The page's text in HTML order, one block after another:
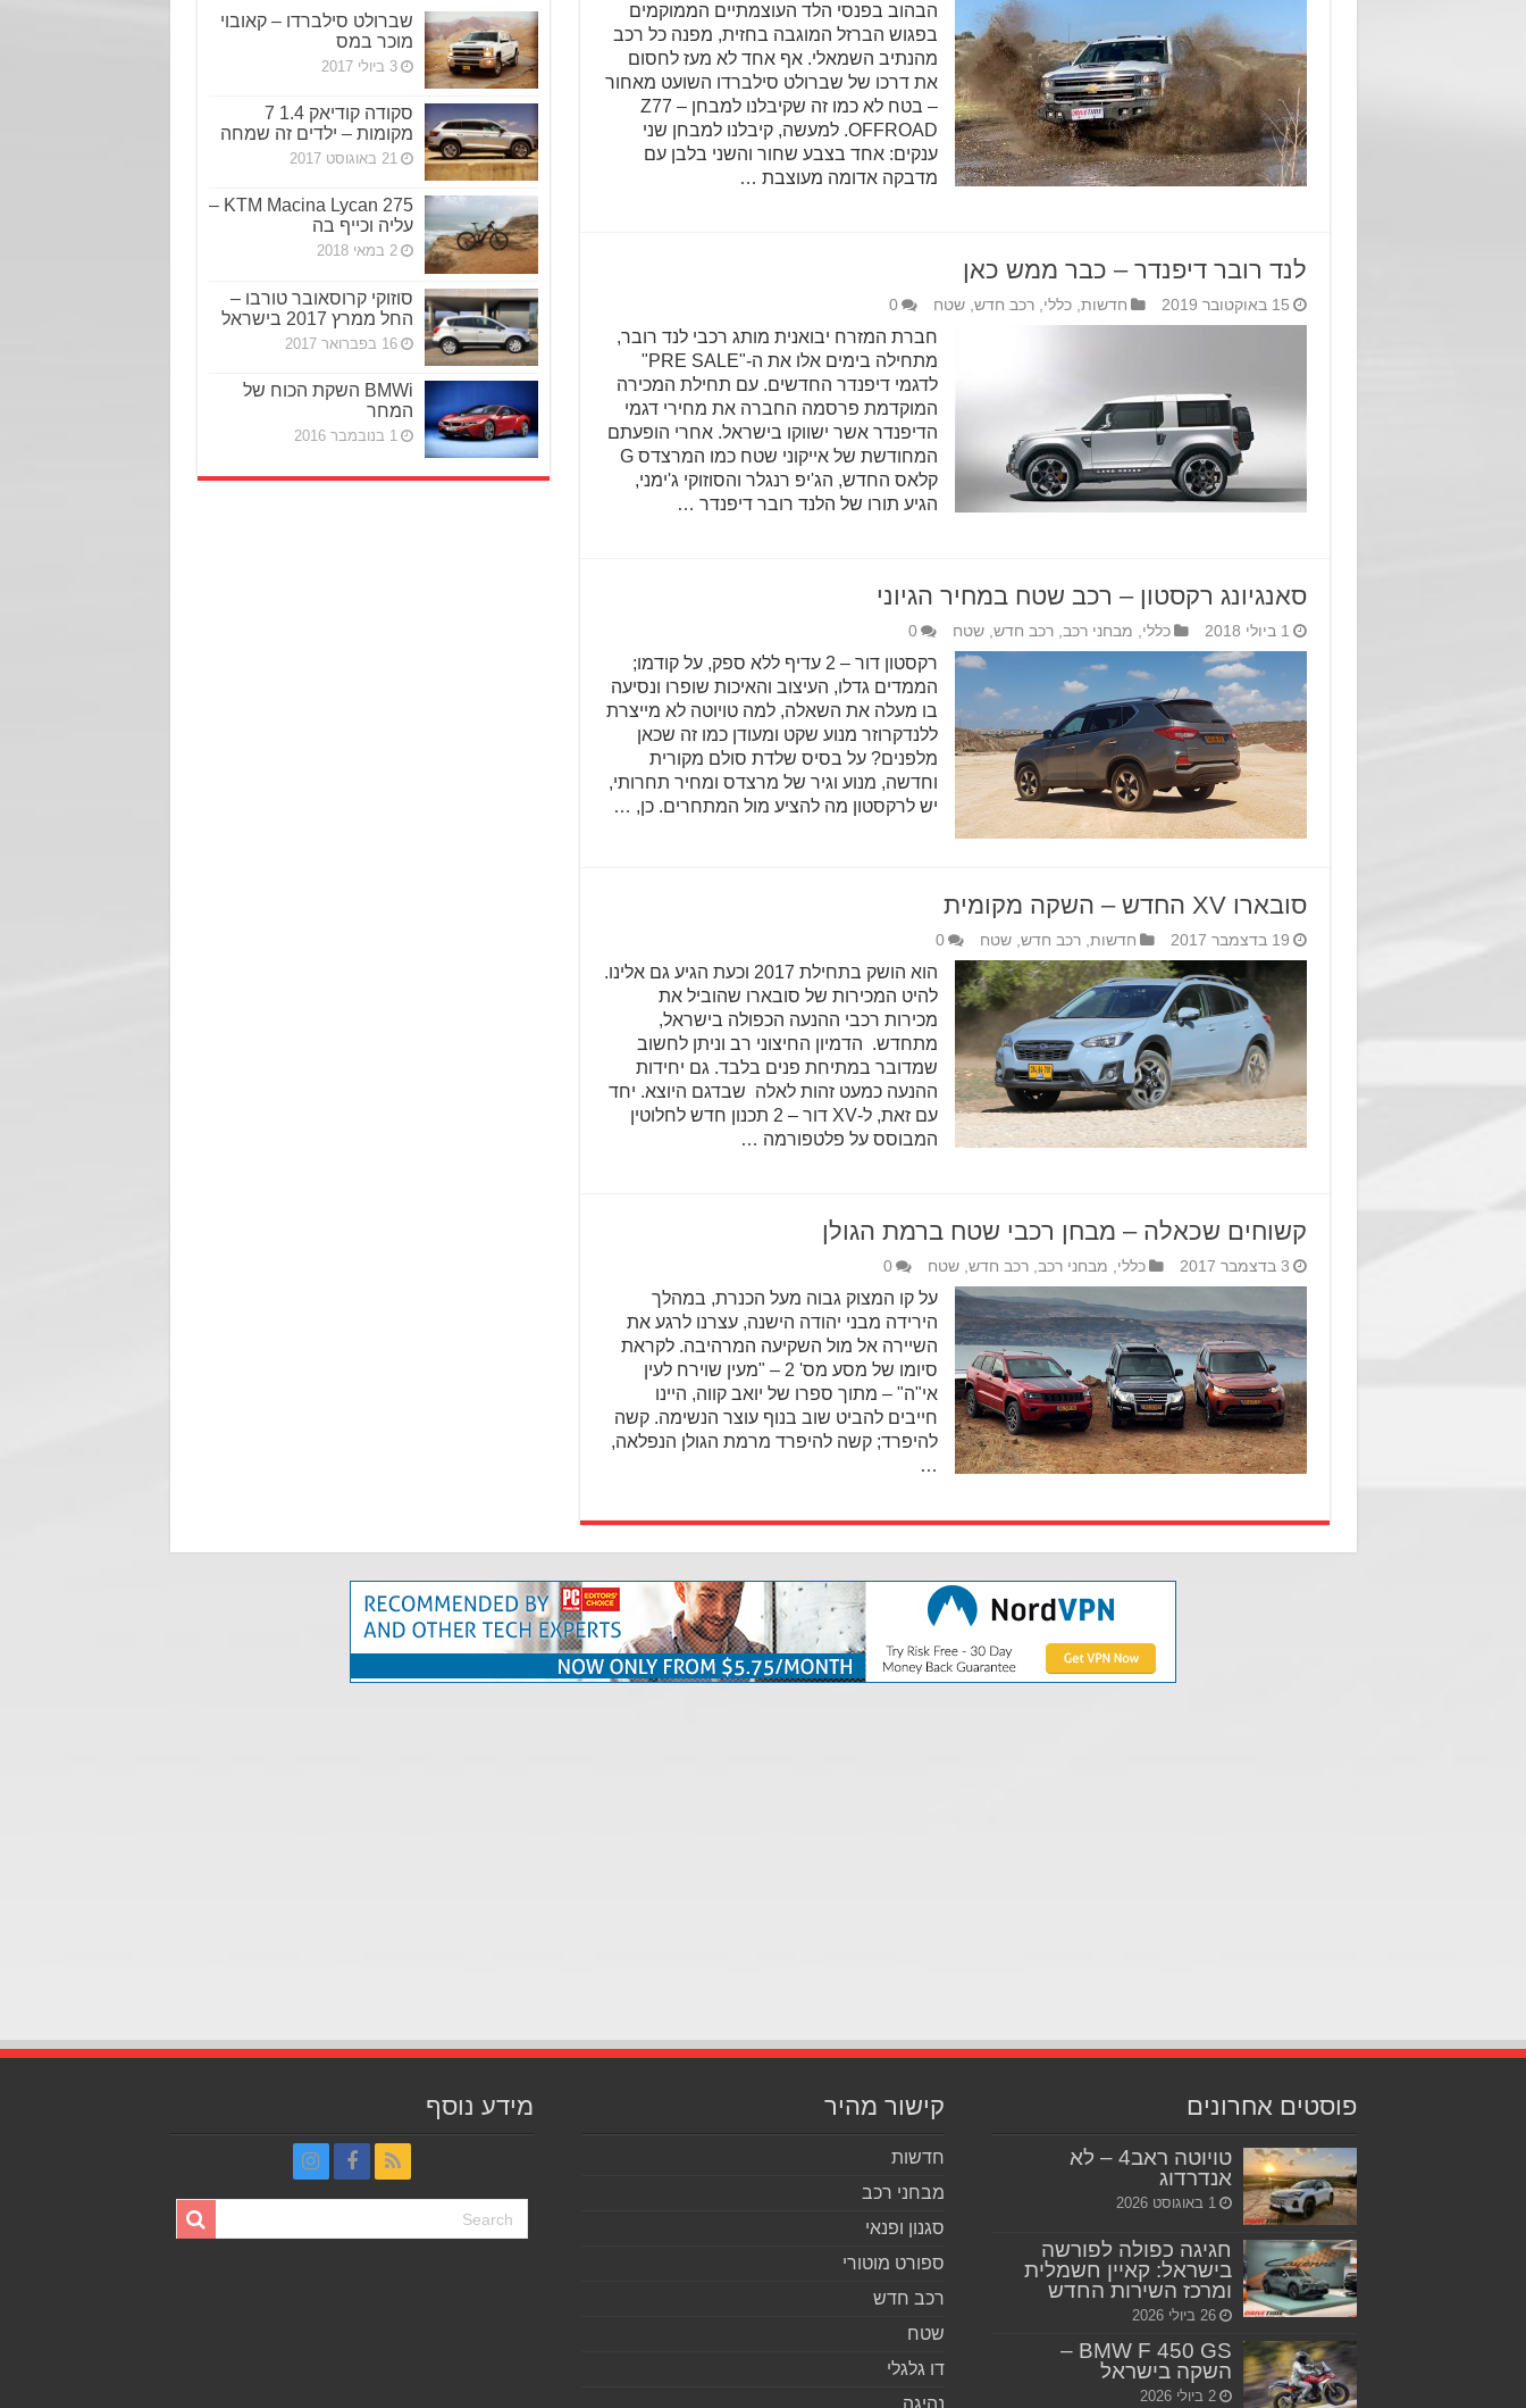
הבהוב בפנסי הלד העוצמתיים הממוקמים
בפגוש הברזל המוגבה בחזית, מפנה כל רכב
מהנתיב השמאלי. אף אחד לא מעז לחסום
את דרכו של שברולט סילברדו השועט מאחור
– בטח לא כמו זה שקיבלנו למבחן – Z77
OFFROAD. למעשה, קיבלנו למבחן שני
ענקים: אחד בצבע שחור והשני בלבן עם
מדבקה אדומה מעוצבת …
לנד רובר דיפנדר – כבר ממש כאן
15 באוקטובר 2019 חדשות,כללי,רכב חדש,שטח 0
חברת המזרח יבואנית מותג רכבי לנד רובר,
מתחילה בימים אלו את ה-"PRE SALE"
לדגמי דיפנדר החדשים. עם תחילת המכירה
המוקדמת פרסמה החברה את מחירי דגמי
הדיפנדר אשר ישווקו בישראל. אחרי הופעתם
המחודשת של אייקוני שטח כמו המרצדס G
קלאס החדש, הג'יפ רנגלר והסוזוקי ג'ימני,
הגיע תורו של הלנד רובר דיפנדר …
סאנגיונג רקסטון – רכב שטח במחיר הגיוני
1 ביולי 2018 כללי, מבחני רכב,רכב חדש,שטח 0
רקסטון דור – 2 עדיף ללא ספק, על קודמו;
הממדים גדלו, העיצוב והאיכות שופרו ונסיעה
בו מעלה את השאלה, למה טויוטה לא מייצרת
ללנדקרוזר מנוע שקט ומעודן כמו זה שכאן
מלפנים? על בסיס שלדת סולם מקורית
וחדשה, מנוע וגיר של מרצדס ומחיר תחרותי,
יש לרקסטון מה להציע מול המתחרים. כן, …
סובארו XV החדש – השקה מקומית
19 בדצמבר 2017 חדשות,רכב חדש,שטח 0
הוא הושק בתחילת 2017 וכעת הגיע גם אלינו.
להיט המכירות של סובארו שהוביל את
מכירות רכבי ההנעה הכפולה בישראל,
מתחדש. הדמיון החיצוני רב וניתן לחשוב
שמדובר במתיחת פנים בלבד. גם יחידות
ההנעה כמעט זהות לאלה שבדגם היוצא. יחד
עם זאת, ל-XV דור – 2 תכנון חדש לחלוטין
המבוסס על פלטפורמה …
קשוחים שכאלה – מבחן רכבי שטח ברמת הגולן
3 בדצמבר 2017 כללי, מבחני רכב,רכב חדש,שטח 0
על קו המצוק גבוה מעל הכנרת, במהלך
הירידה מבני יהודה הישנה, עצרנו לרגע את
השיירה אל מול השקיעה המרהיבה. לקראת
סיומו של מסע מס' 2 – "מעין שוירח לעין
אי"ה" – מתוך ספרו של יואב קווה, היינו
חייבים להביט שוב בנוף עוצר הנשימה. קשה
להיפרד; קשה להיפרד מרמת הגולן הנפלאה,
…
שברולט סילברדו – קאובוי
מוכר במס
3 ביולי 2017
סקודה קודיאק 1.4 7
מקומות – ילדים זה שמחה
21 באוגוסט 2017
KTM Macina Lycan 275 –
עליה וכייף בה
2 במאי 2018
סוזוקי קרוסאובר טורבו –
החל ממרץ 2017 בישראל
16 בפברואר 2017
BMWi השקת הכוח של
המחר
1 בנובמבר 2016
פוסטים אחרונים
טויוטה ראב4 – לא
אנדרדוג
1 באוגוסט 2026
חגיגה כפולה לפורשה
בישראל: קאיין חשמלית
ומרכז השירות החדש
26 ביולי 2026
BMW F 450 GS –
השקה בישראל
2 ביולי 2026
קישור מהיר
חדשות
מבחני רכב
סגנון ופנאי
ספורט מוטורי
רכב חדש
שטח
דו גלגלי
נהיגה
מידע נוסף